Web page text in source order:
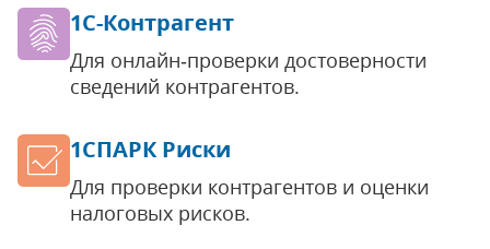
1С-Контрагент
Для онлайн‑проверки достоверности
сведений контрагентов.
1СПАРК Риски
Для проверки контрагентов и оценки
налоговых рисков.